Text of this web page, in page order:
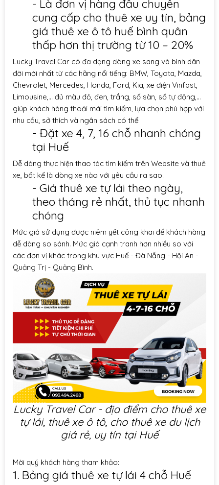
- Là đơn vị hàng đầu chuyên
cung cấp cho thuê xe uy tín, bảng
giá thuê xe ô tô huế bình quân
thấp hơn thị trường từ 10 – 20%
Lucky Travel Car có đa dạng dòng xe sang và bình dân
đời mới nhất từ các hãng nổi tiếng: BMW, Toyota, Mazda,
Chevrolet, Mercedes, Honda, Ford, Kia, xe điện Vinfast,
Limousine,… đủ màu đỏ, đen, trắng, số sàn, số tự động,…
giúp khách hàng thoải mái tìm kiếm, lựa chọn phù hợp với
nhu cầu, sở thích và ngân sách có thể
- Đặt xe 4, 7, 16 chỗ nhanh chóng
tại Huế
Dễ dàng thực hiện thao tác tìm kiếm trên Website và thuê
xe, bất kể là dòng xe nào với yêu cầu ra sao.
- Giá thuê xe tự lái theo ngày,
theo tháng rẻ nhất, thủ tục nhanh
chóng
Mức giá sử dụng được niêm yết công khai để khách hàng
dễ dàng so sánh. Mức giá cạnh tranh hơn nhiều so với
các đơn vị khác trong khu vực Huế - Đà Nẵng - Hội An -
Quảng Trị - Quảng Bình.
Lucky Travel Car - địa điểm cho thuê xe
tự lái, thuê xe ô tô, cho thuê xe du lịch
giá rẻ, uy tín tại Huế
Mời quý khách hàng tham khảo:
1. Bảng giá thuê xe tự lái 4 chỗ Huế